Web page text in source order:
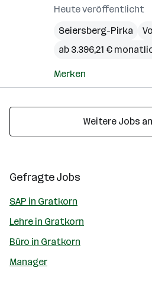
Heute veröffentlicht
Seiersberg-Pirka
ab 3.396,21 €
Merken
Weitere Jobs
Gefragte Jobs
SAP in Gratkorn
Lehre in Gratkorn
Büro in Gratkorn
Manager